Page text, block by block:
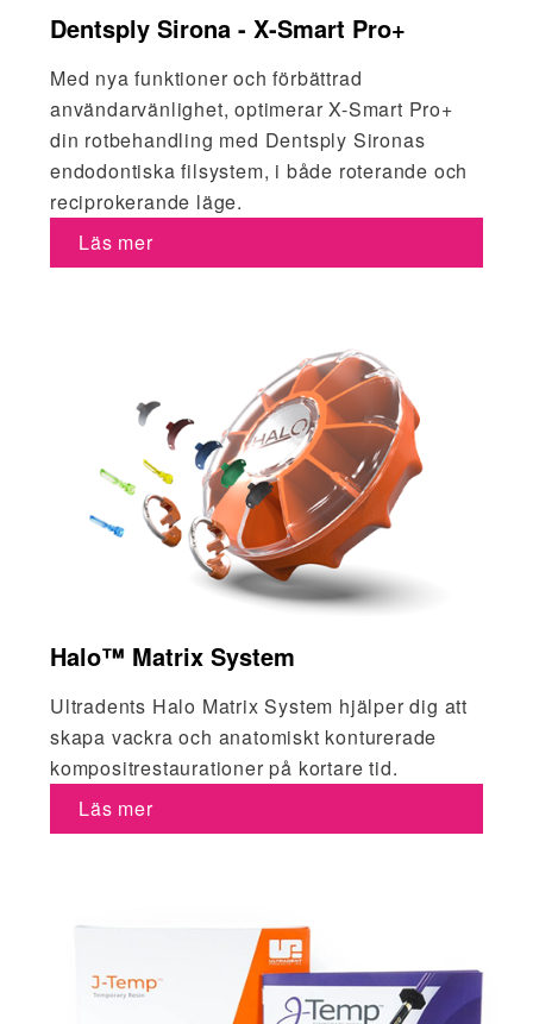
Dentsply Sirona - X-Smart Pro+
Med nya funktioner och förbättrad
användarvänlighet, optimerar X-Smart Pro+
din rotbehandling med Dentsply Sironas
endodontiska filsystem, i både roterande och
reciprokerande läge.
Läs mer
Halo™ Matrix System
Ultradents Halo Matrix System hjälper dig att
skapa vackra och anatomiskt konturerade
kompositrestaurationer på kortare tid.
Läs mer